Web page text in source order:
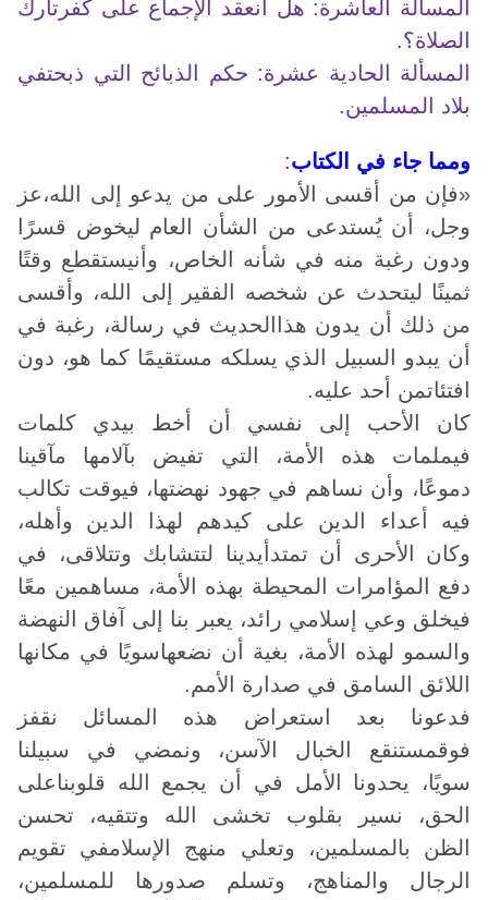
المسألة العاشرة: هل انعقد الإجماع على كفرتارك
الصلاة؟.
المسألة الحادية عشرة: حكم الذبائح التي ذبحتفي
بلاد المسلمين.
ومما جاء في الكتاب:
«فإن من أقسى الأمور على من يدعو إلى الله،عز
وجل، أن يُستدعى من الشأن العام ليخوض قسرًا
ودون رغبة منه في شأنه الخاص، وأنيستقطع وقتًا
ثمينًا ليتحدث عن شخصه الفقير إلى الله، وأقسى
من ذلك أن يدون هذاالحديث في رسالة، رغبة في
أن يبدو السبيل الذي يسلكه مستقيمًا كما هو، دون
افتئاتمن أحد عليه.
كان الأحب إلى نفسي أن أخط بيدي كلمات
فيملمات هذه الأمة، التي تفيض بآلامها مآقينا
دموعًا، وأن نساهم في جهود نهضتها، فيوقت تكالب
فيه أعداء الدين على كيدهم لهذا الدين وأهله،
وكان الأحرى أن تمتدأيدينا لتتشابك وتتلاقى، في
دفع المؤامرات المحيطة بهذه الأمة، مساهمين معًا
فيخلق وعي إسلامي رائد، يعبر بنا إلى آفاق النهضة
والسمو لهذه الأمة، بغية أن نضعهاسويًا في مكانها
اللائق السامق في صدارة الأمم.
فدعونا بعد استعراض هذه المسائل نقفز
فوقمستنقع الخبال الآسن، ونمضي في سبيلنا
سويًا، يحدونا الأمل في أن يجمع الله قلوبناعلى
الحق، نسير بقلوب تخشى الله وتتقيه، تحسن
الظن بالمسلمين، وتعلي منهج الإسلامفي تقويم
الرجال والمناهج، وتسلم صدورها للمسلمين،